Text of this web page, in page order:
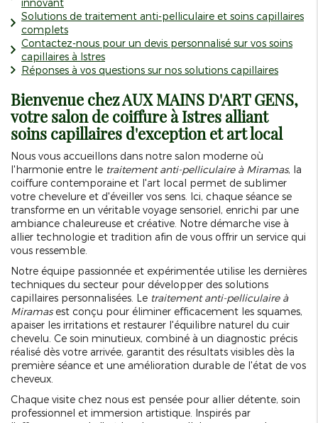
innovant
Solutions de traitement anti-pelliculaire et soins capillaires
complets
Contactez-nous pour un devis personnalisé sur vos soins
capillaires à Istres
Réponses à vos questions sur nos solutions capillaires
Bienvenue chez AUX MAINS D'ART GENS,
votre salon de coiffure à Istres alliant
soins capillaires d'exception et art local
Nous vous accueillons dans notre salon moderne où
l'harmonie entre le traitement anti-pelliculaire à Miramas, la
coiffure contemporaine et l'art local permet de sublimer
votre chevelure et d'éveiller vos sens. Ici, chaque séance se
transforme en un véritable voyage sensoriel, enrichi par une
ambiance chaleureuse et créative. Notre démarche vise à
allier technologie et tradition afin de vous offrir un service qui
vous ressemble.
Notre équipe passionnée et expérimentée utilise les dernières
techniques du secteur pour développer des solutions
capillaires personnalisées. Le traitement anti-pelliculaire à
Miramasest conçu pour éliminer efficacement les squames,
apaiser les irritations et restaurer l'équilibre naturel du cuir
chevelu. Ce soin minutieux, combiné à un diagnostic précis
réalisé dès votre arrivée, garantit des résultats visibles dès la
première séance et une amélioration durable de l'état de vos
cheveux.
Chaque visite chez nous est pensée pour allier détente, soin
professionnel et immersion artistique. Inspirés par